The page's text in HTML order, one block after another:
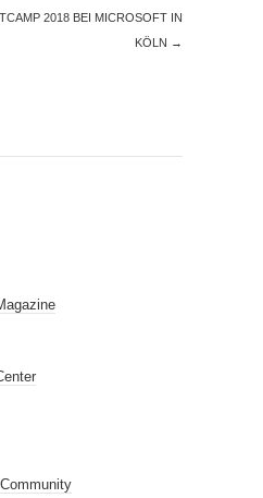
2018 BEI MICROSOFT IN
KÖLN →